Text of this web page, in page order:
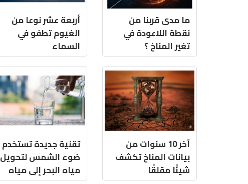
ما مدى قربنا من
نقطة اللاعودة في
تغير المناخ ؟
أربعة عشر نوعا من
الغيوم تطفو في
السماء
آخر 10 سنوات من
بيانات المناخ تكشف
شيئًا مقلقًا
تقنية جديدة تستخدم
ضوء الشمس لتحويل
مياه البحر إلى مياه